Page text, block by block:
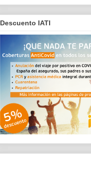
Descuento IATI